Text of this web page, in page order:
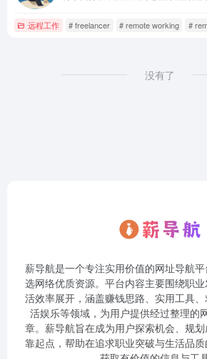
远程工作 # freelancer # remote working #
没有了
薪导航是一个专注实用价值的网址导航
选网络优质资源。平台内容主要围绕职
活效率展开，涵盖赚钱思路、实用工具
活娱乐等领域，为用户提供经过整理的
章。薪导航旨在成为用户探索机会、规
靠起点，帮助在追求职业突破与生活品